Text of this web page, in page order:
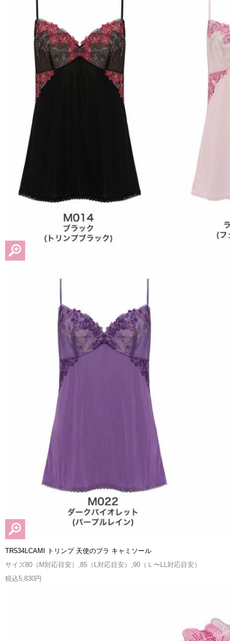
TR534LCAMI トリンプ 天使のブラ キャミソール
サイズ80（M対応目安）,85（L対応目安）,90（Ｌ〜LL対応目安）
税込5,830円